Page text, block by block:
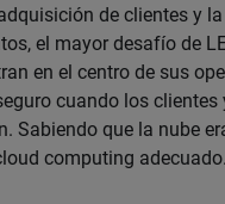
de clientes y
el mayor desafío de
en el centro de sus
cuando los clientes
Sabiendo que la nube
computing